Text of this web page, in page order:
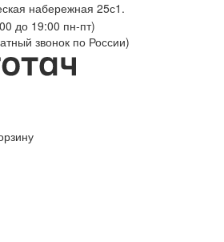
набережная 25с1.
до 19:00 пн-пт)
звонок по России)